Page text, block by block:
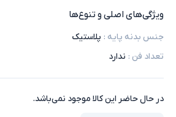
ویژگی‌های اصلی و تنوع‌ها
جنس بدنه پایه : پلاستیک
تعداد فن : ندارد
در حال حاضر این کالا موجود نمی‌باشد.